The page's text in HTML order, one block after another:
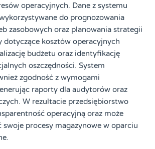
operacyjnych. Dane z systemu
do prognozowania
zasobowych oraz planowania strategii
dotyczące kosztów operacyjnych
budżetu oraz identyfikację
oszczędności. System
zgodność z wymogami
raporty dla audytorów oraz
W rezultacie przedsiębiorstwo
operacyjną oraz może
swoje procesy magazynowe w oparciu